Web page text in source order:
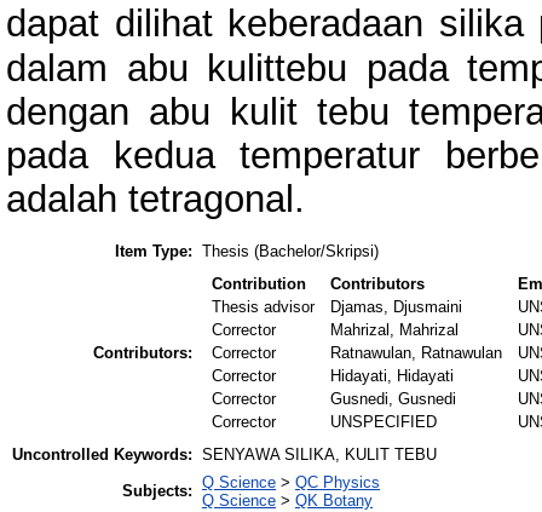
dapat dilihat keberadaan
dalam abu kulittebu pada
dengan abu kulit tebu
pada kedua temperatur
adalah tetragonal.
Item Type: Thesis (Bachelor/Skripsi)
Contributors:
Contribution Contributors
Thesis advisor
Djamas, Djusmaini
Corrector
Mahrizal, Mahrizal
Corrector
Ratnawulan, Ratnawulan
Corrector
Hidayati, Hidayati
Corrector
Gusnedi, Gusnedi
Corrector
UNSPECIFIED
Uncontrolled Keywords: SENYAWA SILIKA, KULIT TEBU
Subjects: Q Science > QC Physics
Q Science > QK Botany